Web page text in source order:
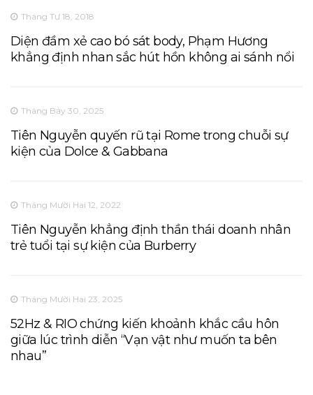
Tháng Tư 18, 2018
Diện đầm xẻ cao bó sát body, Phạm Hương
khẳng định nhan sắc hút hồn không ai sánh nổi
Tháng Bảy 30, 2025
Tiên Nguyễn quyến rũ tại Rome trong chuỗi sự
kiện của Dolce & Gabbana
Tháng Mười Hai 12, 2022
Tiên Nguyễn khẳng định thần thái doanh nhân
trẻ tuổi tại sự kiện của Burberry
Tháng Mười Hai 23, 2025
52Hz & RIO chứng kiến khoảnh khắc cầu hôn
giữa lúc trình diễn “Vạn vật như muốn ta bên
nhau”